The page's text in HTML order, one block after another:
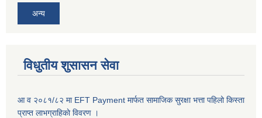
अन्य
विधुतीय शुसासन सेवा
आ व २०८१/८२ मा EFT Payment मार्फत सामाजिक सुरक्षा भत्ता पहिलो किस्ता
प्राप्त लाभग्राहिकाे विवरण ।